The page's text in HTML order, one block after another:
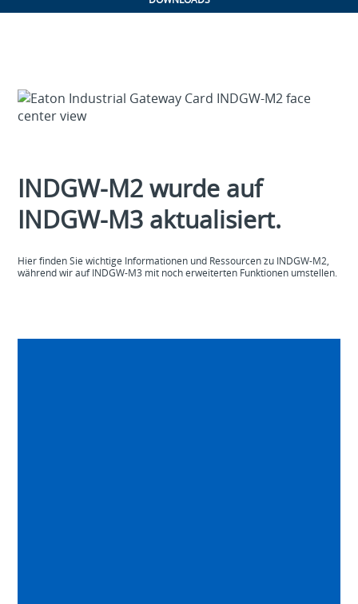
INDGW‑M2 wurde auf
INDGW‑M3 aktualisiert.
Hier finden Sie wichtige Informationen und Ressourcen zu INDGW‑M2,
während wir auf INDGW‑M3 mit noch erweiterten Funktionen umstellen.